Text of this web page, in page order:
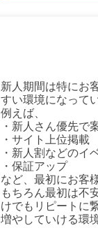
新人期間は特にお
すい環境になって
例えば、
・新人さん優先で
・サイト上位掲載
・新人割などのイ
・保証アップ
など、最初にお客
もちろん最初は不
けでもリピートに
増やしていける環